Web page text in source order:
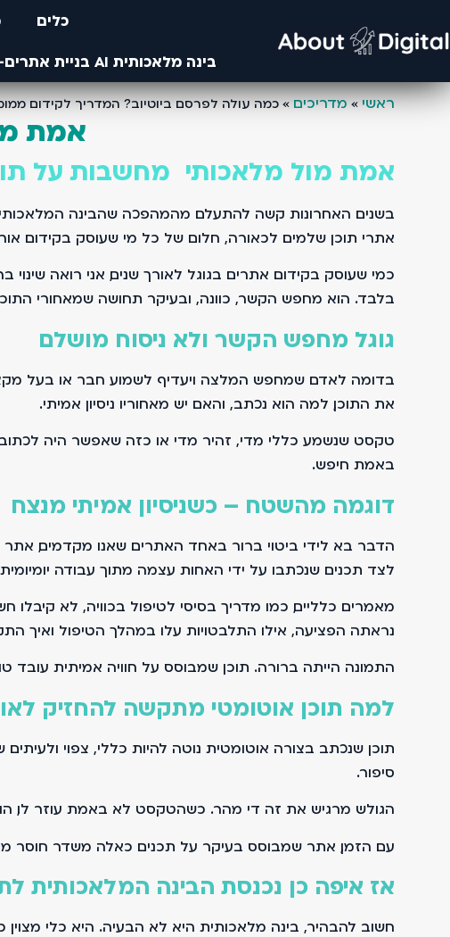
כלים
בינה מלאכותית AI בניית אתרים- מחקרים מבוססים בינה ומלאכותית ו AI- עיצוב באמצעות AI ובינה מלאכותית
ראשי»מדריכים»כמה עולה לפרסם ביוטיוב? המדריך לקידום ממומן
אמת
אמת מול מלאכותי מחשבות על
בשנים האחרונות קשה להתעלם מהמהפכה שהבינה המלאכותית
אתרי תוכן שלמים. לכאורה, חלום של כל מי שעוסק בקידום
בלבד. הוא מחפש הקשר, כוונה, ובעיקר תחושה שמאחורי
גוגל מחפש הקשר ולא ניסוח מושלם
בדומה לאדם שמחפש המלצה ויעדיף לשמוע חבר או בעל
את התוכן, למה הוא נכתב, והאם יש מאחוריו ניסיון אמיתי.
טקסט שנשמע כללי מדי, זהיר מדי או כזה שאפשר היה
באמת חיפש.
דוגמה מהשטח – כשניסיון אמיתי מנצח
הדבר בא לידי ביטוי ברור באחד האתרים שאנו מקדמים,
לצד תכנים שנכתבו על ידי האחות עצמה מתוך עבודה
מאמרים כלליים, כמו מדריך בסיסי לטיפול בכוויה, לא
נראתה הפציעה, אילו התלבטויות עלו במהלך הטיפול ואיך
התמונה הייתה ברורה. תוכן שמבוסס על חוויה אמיתית עובד
למה תוכן אוטומטי מתקשה להחזיק
תוכן שנכתב בצורה אוטומטית נוטה להיות כללי, צפוי
סיפור.
הגולש מרגיש את זה די מהר. כשהטקסט לא באמת עוזר לו,
עם הזמן, אתר שמבוסס בעיקר על תכנים כאלה משדר חוסר
אז איפה כן נכנסת הבינה המלאכותית
חשוב להבהיר, בינה מלאכותית היא לא הבעיה. היא כלי